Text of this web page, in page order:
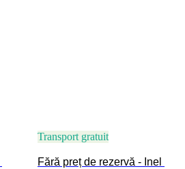
Transport gratuit
Fără preț de rezervă - Inel